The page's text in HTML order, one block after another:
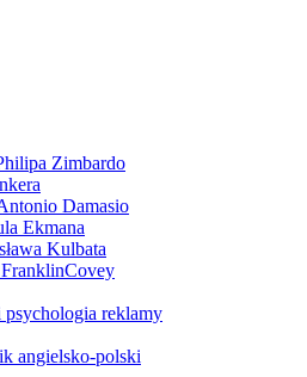
Zimbardo
Damasio
Ekmana
Kulbata
reklamy
angielsko-polski